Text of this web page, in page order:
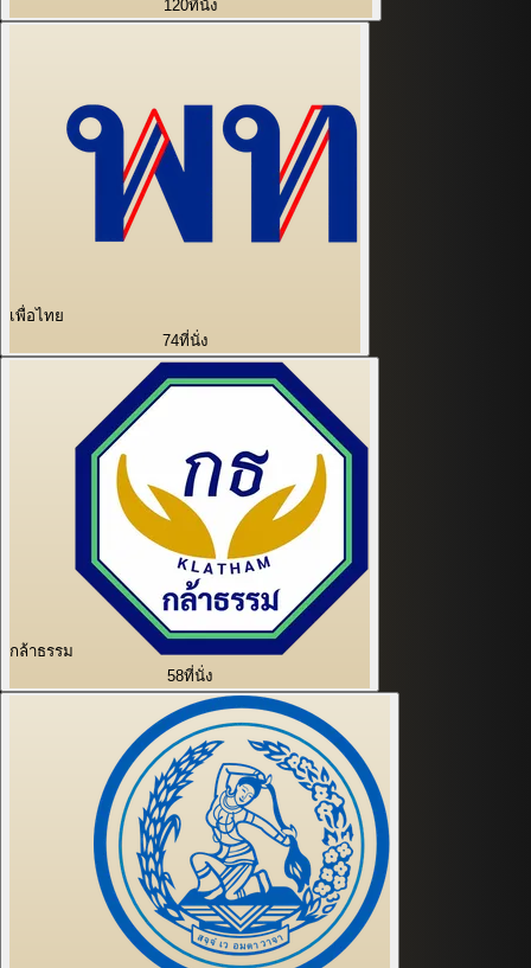
120ที่นั่ง
เพื่อไทย
74ที่นั่ง
กล้าธรรม
58ที่นั่ง